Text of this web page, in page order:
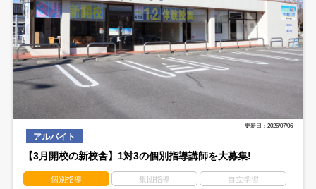
更新日：2026/07/06
アルバイト
【3月開校の新校舎】1対3の個別指導講師を大募集!
個別指導 集団指導 自立学習